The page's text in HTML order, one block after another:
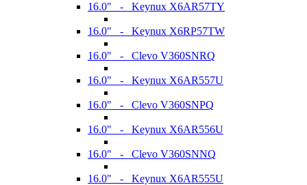
16.0" - Keynux X6AR57TY
16.0" - Keynux X6RP57TW
16.0" - Clevo V360SNRQ
16.0" - Keynux X6AR557U
16.0" - Clevo V360SNPQ
16.0" - Keynux X6AR556U
16.0" - Clevo V360SNNQ
16.0" - Keynux X6AR555U